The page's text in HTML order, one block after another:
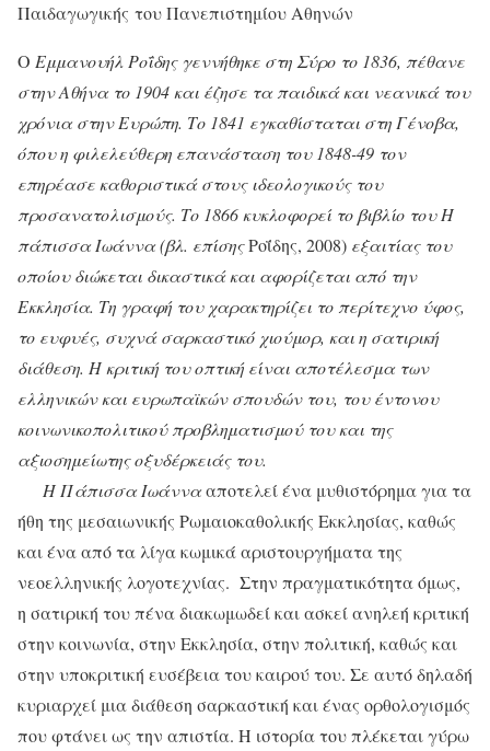
Παιδαγωγικής του Πανεπιστημίου Αθηνών
Ο Εμμανουήλ Ροΐδης γεννήθηκε στη Σύρο το 1836, πέθανε
στην Αθήνα το 1904 και έζησε τα παιδικά και νεανικά του
χρόνια στην Ευρώπη. Το 1841 εγκαθίσταται στη Γένοβα,
όπου η φιλελεύθερη επανάσταση του 1848-49 τον
επηρέασε καθοριστικά στους ιδεολογικούς του
προσανατολισμούς. Το 1866 κυκλοφορεί το βιβλίο του H
πάπισσα Ιωάννα (βλ. επίσηςΡοΐδης, 2008) εξαιτίας του
οποίου διώκεται δικαστικά και αφορίζεται από την
Εκκλησία. Τη γραφή του χαρακτηρίζει το περίτεχνο ύφος,
το ευφυές, συχνά σαρκαστικό χιούμορ, και η σατιρική
διάθεση. Η κριτική του οπτική είναι αποτέλεσμα των
ελληνικών και ευρωπαϊκών σπουδών του, του έντονου
κοινωνικοπολιτικού προβληματισμού του και της
αξιοσημείωτης οξυδέρκειάς του.
H Πάπισσα Iωάννααποτελεί ένα μυθιστόρημα για τα
ήθη της μεσαιωνικής Ρωμαιοκαθολικής Εκκλησίας, καθώς
και ένα από τα λίγα κωμικά αριστουργήματα της
νεοελληνικής λογοτεχνίας. Στην πραγματικότητα όμως,
η σατιρική του πένα διακωμωδεί και ασκεί ανηλεή κριτική
στην κοινωνία, στην Εκκλησία, στην πολιτική, καθώς και
στην υποκριτική ευσέβεια του καιρού του. Σε αυτό δηλαδή
κυριαρχεί μια διάθεση σαρκαστική και ένας ορθολογισμός
που φτάνει ως την απιστία. Η ιστορία του πλέκεται γύρω